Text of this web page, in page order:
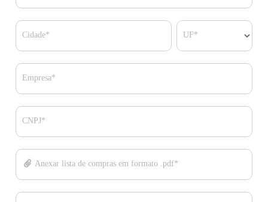
Cidade* UF*
Empresa*
CNPJ*
Anexar lista de compras em formato .pdf*